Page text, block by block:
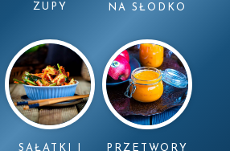
ZUPY NA SŁODKO
SAŁATKI I
PRZETWORY